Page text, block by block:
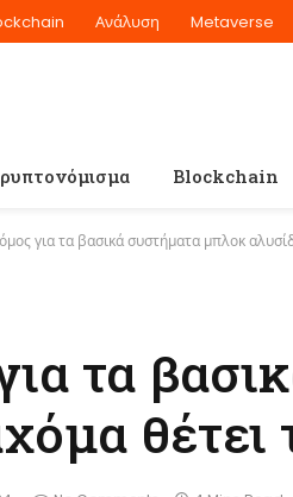
Ανάλυση Metaverse
Blockchain
για τα βασικά συστήματα μπλοκ
τα
θέτει